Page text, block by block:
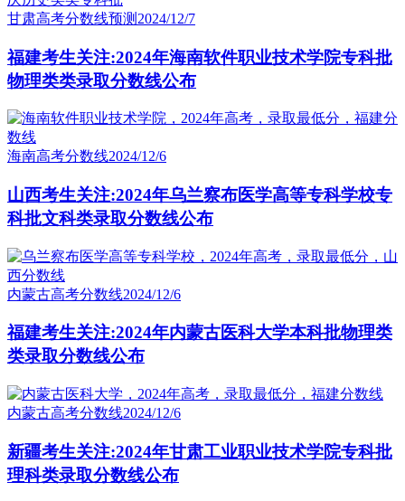
甘肃高考分数线预测 2024/12/7
福建考生关注:2024年海南软件职业技术学院专科批
物理类类录取分数线公布
海南高考分数线2024/12/6
山西考生关注:2024年乌兰察布医学高等专科学校专
科批文科类录取分数线公布
内蒙古高考分数线2024/12/6
福建考生关注:2024年内蒙古医科大学本科批物理类
类录取分数线公布
内蒙古高考分数线2024/12/6
新疆考生关注:2024年甘肃工业职业技术学院专科批
理科类录取分数线公布